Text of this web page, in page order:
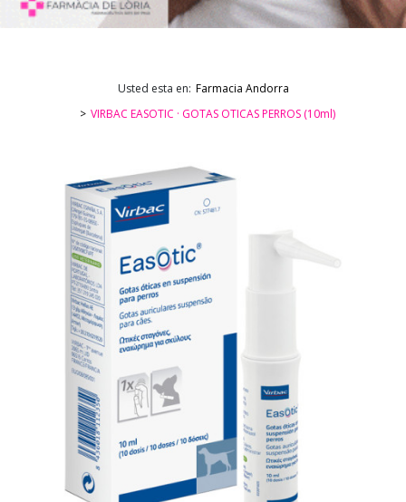
Usted esta en: Farmacia Andorra
VIRBAC EASOTIC · GOTAS OTICAS PERROS (10ml)